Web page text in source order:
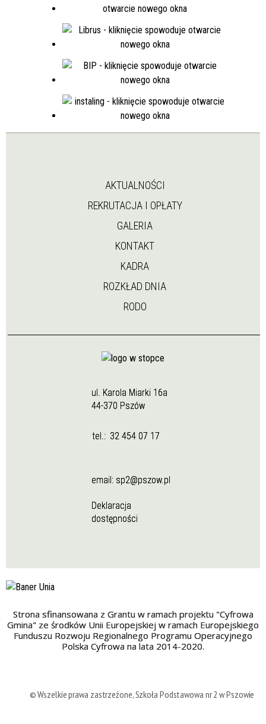
AKTUALNOŚCI
REKRUTACJA I OPŁATY
GALERIA
KONTAKT
KADRA
ROZKŁAD DNIA
RODO
ul. Karola Miarki 16a
44-370 Pszów
tel.: 32 454 07 17
email: sp2@pszow.pl
Deklaracja
dostępności
Strona sfinansowana z Grantu w ramach projektu "Cyfrowa
Gmina" ze środków Unii Europejskiej w ramach Europejskiego
Funduszu Rozwoju Regionalnego Programu Operacyjnego
Polska Cyfrowa na lata 2014-2020.
© Wszelkie prawa zastrzeżone, Szkoła Podstawowa nr 2 w Pszowie